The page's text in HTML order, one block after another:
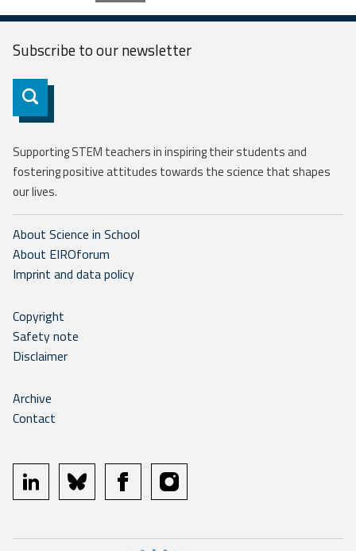
Subscribe to ournewsletter
Subscribe
Supporting STEM teachers in inspiring their students and
fostering positive attitudes towards the science that shapes
our lives.
About Science in School
About EIROforum
Imprint and data policy
Copyright
Safety note
Disclaimer
Archive
Contact
linkedin bluesky facebookinstagram